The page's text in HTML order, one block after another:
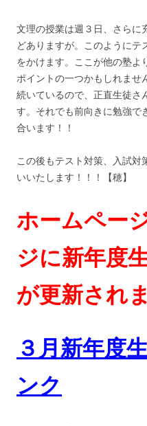
文理の授業は週３日、さらに
どありますが。このようにテ
をかけます。ここが他の塾よ
ポイントの一つかもしれませ
続いているので、正直生徒さ
す。それでも前向きに勉強で
合います！！
この後もテスト対策、入試対
いいたします！！！【穂】
ホームペー
ジに新年度
が更新され
３月新年度
ンク